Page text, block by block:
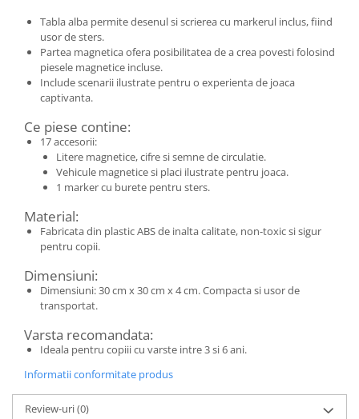
Tabla alba permite desenul si scrierea cu markerul inclus, fiind
usor de sters.
Partea magnetica ofera posibilitatea de a crea povesti folosind
piesele magnetice incluse.
Include scenarii ilustrate pentru o experienta de joaca
captivanta.
Ce piese contine:
17 accesorii:
Litere magnetice, cifre si semne de circulatie.
Vehicule magnetice si placi ilustrate pentru joaca.
1 marker cu burete pentru sters.
Material:
Fabricata din plastic ABS de inalta calitate, non-toxic si sigur
pentru copii.
Dimensiuni:
Dimensiuni: 30 cm x 30 cm x 4 cm. Compacta si usor de
transportat.
Varsta recomandata:
Ideala pentru copiii cu varste intre 3 si 6 ani.
Informatii conformitate produs
Review-uri(0)